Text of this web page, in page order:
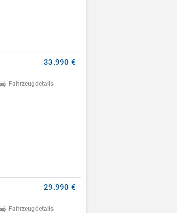
33.990 €
Fahrzeugdetails
29.990 €
Fahrzeugdetails